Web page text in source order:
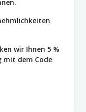
wir Ihnen 5 %
mit dem Code